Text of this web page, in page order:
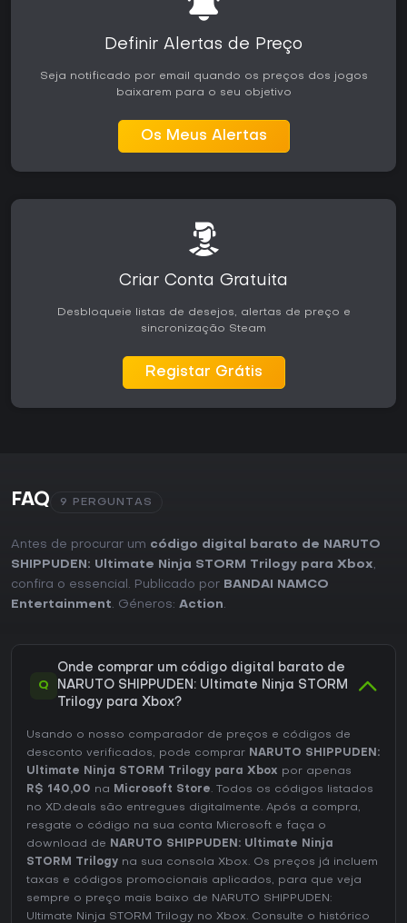
Definir Alertas de Preço
Seja notificado por email quando os preços dos jogos
baixarem para o seu objetivo
Os Meus Alertas
Criar Conta Gratuita
Desbloqueie listas de desejos, alertas de preço e
sincronização Steam
Registar Grátis
FAQ 9 PERGUNTAS
Antes de procurar um código digital barato de NARUTO
SHIPPUDEN: Ultimate Ninja STORM Trilogy para Xbox,
confira o essencial. Publicado por BANDAI NAMCO
Entertainment. Géneros: Action.
Q
Onde comprar um código digital barato de
NARUTO SHIPPUDEN: Ultimate Ninja STORM
Trilogy para Xbox?
Usando o nosso comparador de preços e códigos de
desconto verificados, pode comprar NARUTO SHIPPUDEN:
Ultimate Ninja STORM Trilogy para Xbox por apenas
R$ 140,00 na Microsoft Store. Todos os códigos listados
no XD.deals são entregues digitalmente. Após a compra,
resgate o código na sua conta Microsoft e faça o
download de
NARUTO SHIPPUDEN: Ultimate Ninja
STORM Trilogy na sua consola Xbox. Os preços já incluem
taxas e códigos promocionais aplicados, para que veja
sempre o preço mais baixo de NARUTO SHIPPUDEN:
Ultimate Ninja STORM Trilogy no Xbox. Consulte o histórico